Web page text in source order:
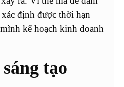
định được thời hạn
kế hoạch kinh doanh
tạo